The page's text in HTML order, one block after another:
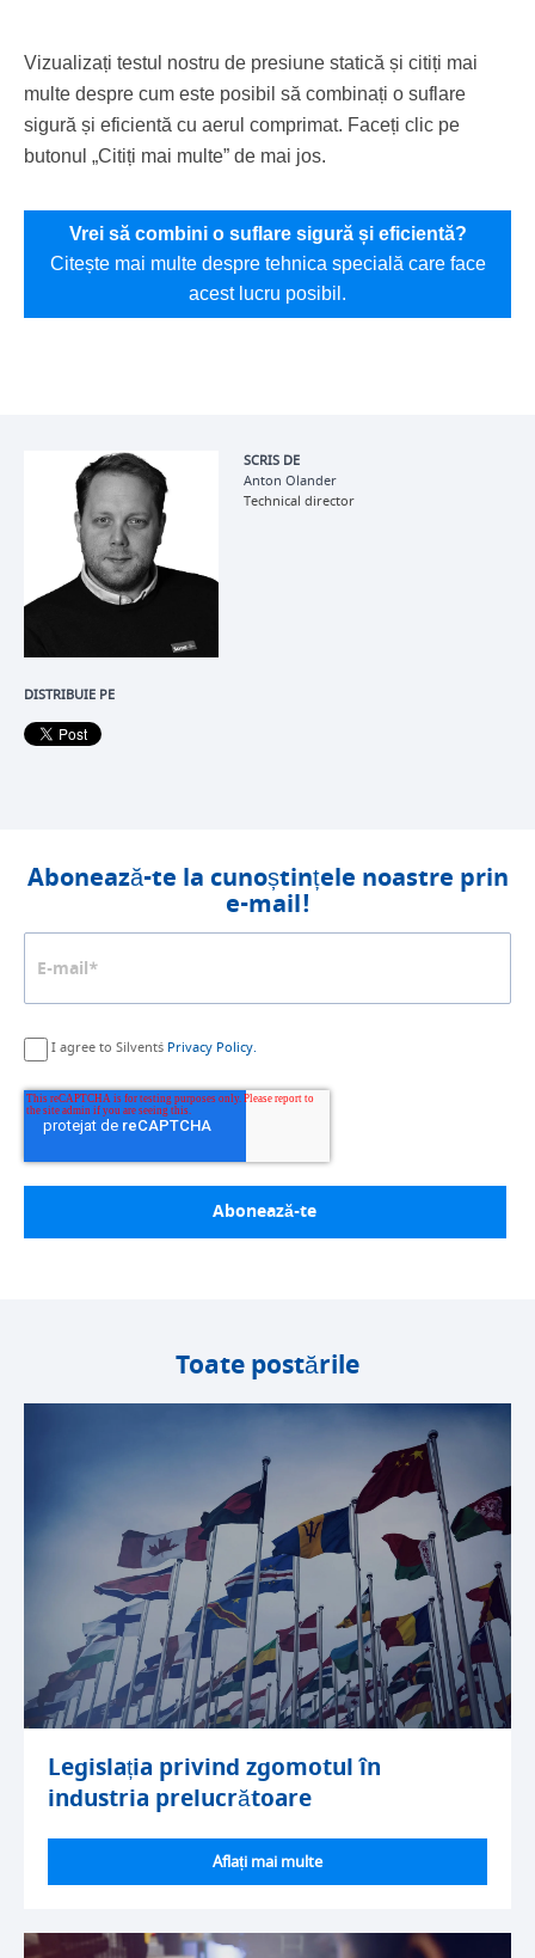
Vizualizați testul nostru de presiune statică și citiți mai
multe despre cum este posibil să combinați o suflare
sigură și eficientă cu aerul comprimat. Faceți clic pe
butonul „Citiți mai multe” de mai jos.
Vrei să combini o suflare sigură și eficientă?
Citește mai multe despre tehnica specială care face
acest lucru posibil.
SCRIS DE
Anton Olander
Technical director
DISTRIBUIE PE
Abonează-te la cunoștințele noastre prin
e-mail!
I agree to Silvent´s Privacy Policy.
Toate postările
Legislația privind zgomotul în
industria prelucrătoare
Aflați mai multe